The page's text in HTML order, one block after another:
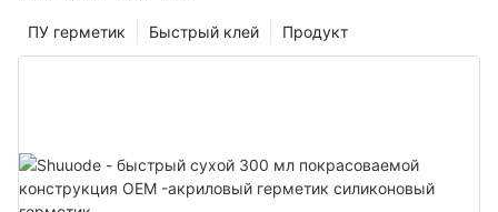
Продукт
Быстрый клей
ПУ герметик